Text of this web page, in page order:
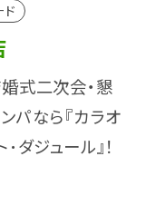
ド
式二次会・懇
パなら『カラオ
ダジュール』！